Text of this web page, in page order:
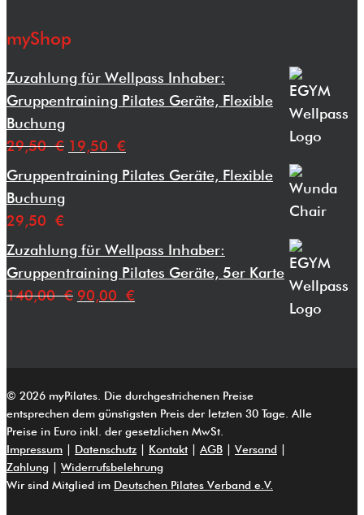
myShop
Zuzahlung für Wellpass Inhaber:
Gruppentraining Pilates Geräte, Flexible
Buchung
29,50€ Ursprünglicher
Preis
19,50 €Aktueller
Preis
Gruppentraining Pilates Geräte, Flexible
Buchung
29,50 €
Zuzahlung für Wellpass Inhaber:
Gruppentraining Pilates Geräte, 5er Karte
140,00€ Ursprünglicher
90,00 €Aktueller
© 2026 myPilates. Die durchgestrichenen Preise
entsprechen dem günstigsten Preis der letzten 30 Tage. Alle
Preise in Euro inkl. der gesetzlichen MwSt.
Impressum
Datenschutz Kontakt AGB Versand
Zahlung
Widerrufsbelehrung
Wir sind Mitglied im Deutschen Pilates Verband e.V.